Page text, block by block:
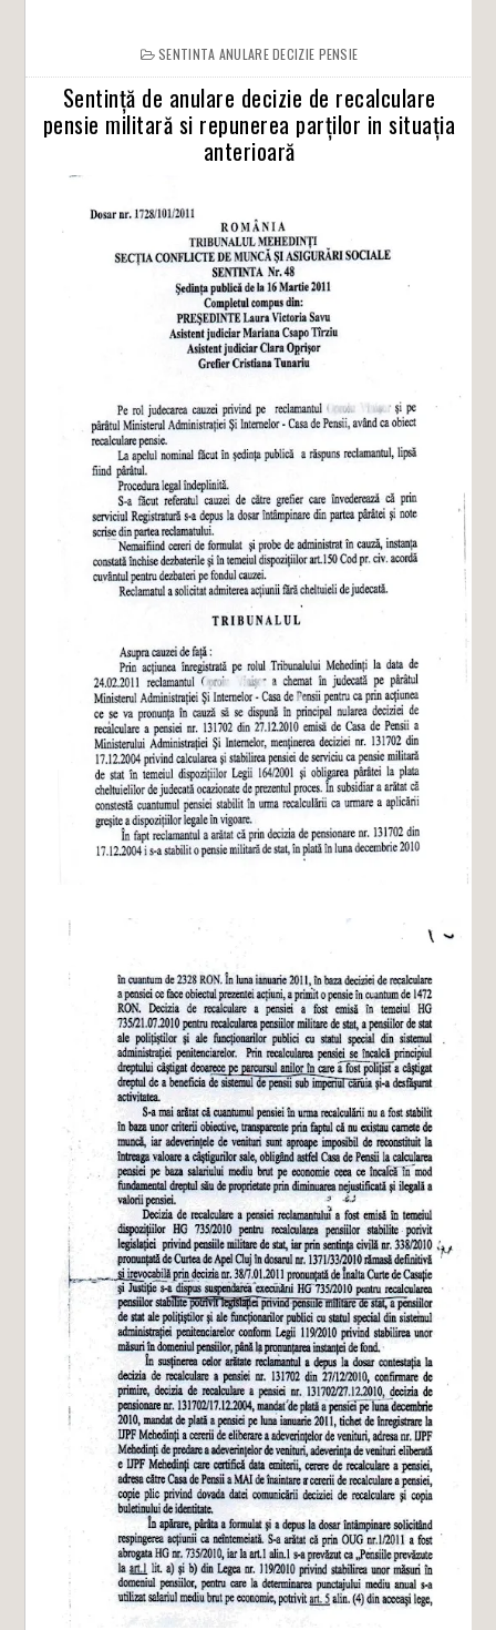
SENTINTA ANULARE DECIZIE PENSIE
Sentință de anulare decizie de recalculare
pensie militară si repunerea parților in situația
anterioară